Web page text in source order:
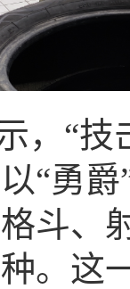
，“
“勇
斗、
。这